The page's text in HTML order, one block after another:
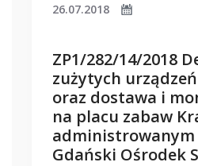
26.07.2018
ZP1/282/14/2018
zużytych
oraz dostawa i
na placu zabaw
administrowanym
Gdański Ośrodek